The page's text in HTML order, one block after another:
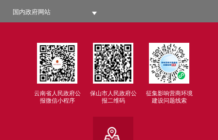
国内政府网站
云南省人民政府公
报微信小程序
保山市人民政府公
报二维码
征集影响营商环境
建设问题线索